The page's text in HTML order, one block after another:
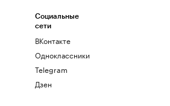
Социальные
сети
ВКонтакте
Одноклассники
Telegram
Дзен